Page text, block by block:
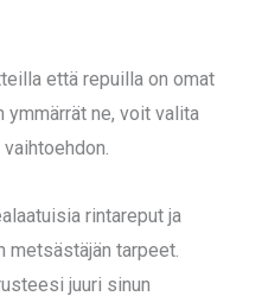
että repuilla on omat
ymmärrät ne, voit valita
rintareput ja
metsästäjän tarpeet.
juuri sinun